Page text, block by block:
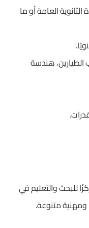
العامة أو ما
هندسة
للبحث والتعليم في
ومهنية متنوعة.